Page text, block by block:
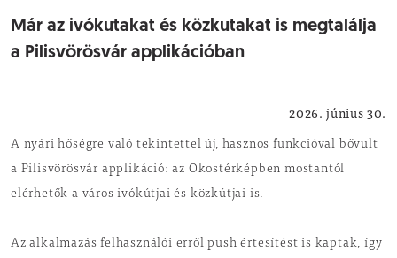
Már az ivókutakat és közkutakat is megtalálja
a Pilisvörösvár applikációban
2026. június 30.
A nyári hőségre való tekintettel új, hasznos funkcióval bővült
a Pilisvörösvár applikáció: az Okostérképben mostantól
elérhetők a város ivókútjai és közkútjai is.
Az alkalmazás felhasználói erről push értesítést is kaptak, így